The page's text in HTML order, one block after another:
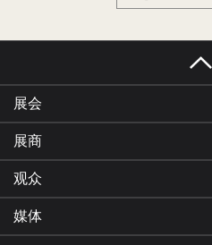
展会
展商
观众
媒体